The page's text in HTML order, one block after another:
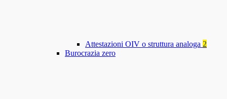
Attestazioni OIV o struttura analoga 2
Burocrazia zero